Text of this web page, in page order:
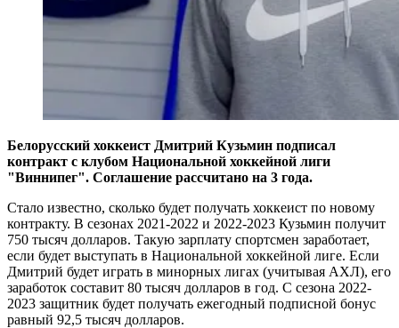
Белорусский хоккеист Дмитрий Кузьмин подписал
контракт с клубом Национальной хоккейной лиги
"Виннипег". Соглашение рассчитано на 3 года.
Стало известно, сколько будет получать хоккеист по новому
контракту. В сезонах 2021-2022 и 2022-2023 Кузьмин получит
750 тысяч долларов. Такую зарплату спортсмен заработает,
если будет выступать в Национальной хоккейной лиге. Если
Дмитрий будет играть в минорных лигах (учитывая АХЛ), его
заработок составит 80 тысяч долларов в год. С сезона 2022-
2023 защитник будет получать ежегодный подписной бонус
равный 92,5 тысяч долларов.